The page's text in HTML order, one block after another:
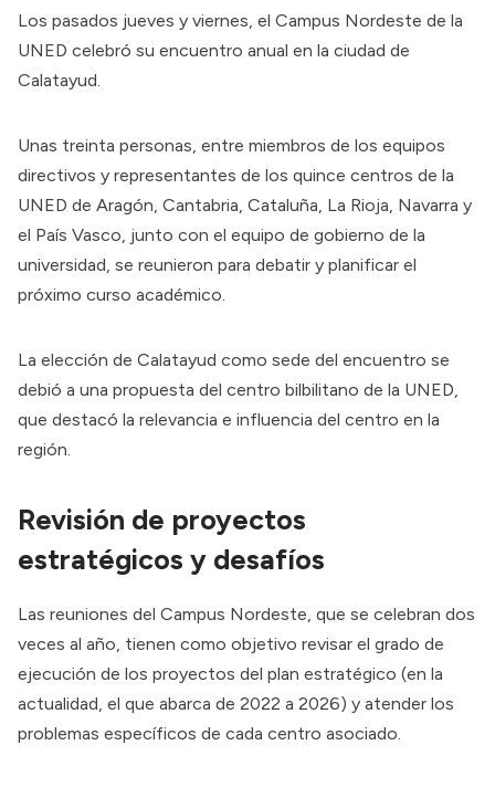
Los pasados jueves y viernes, el Campus Nordeste de la
UNED celebró su encuentro anual en la ciudad de
Calatayud.
Unas treinta personas, entre miembros de los equipos
directivos y representantes de los quince centros de la
UNED de Aragón, Cantabria, Cataluña, La Rioja, Navarra y
el País Vasco, junto con el equipo de gobierno de la
universidad, se reunieron para debatir y planificar el
próximo curso académico.
La elección de Calatayud como sede del encuentro se
debió a una propuesta del centro bilbilitano de la UNED,
que destacó la relevancia e influencia del centro en la
región.
Revisión de proyectos
estratégicos y desafíos
Las reuniones del Campus Nordeste, que se celebran dos
veces al año, tienen como objetivo revisar el grado de
ejecución de los proyectos del plan estratégico (en la
actualidad, el que abarca de 2022 a 2026) y atender los
problemas específicos de cada centro asociado.